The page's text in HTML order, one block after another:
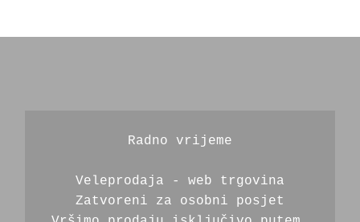
Radno vrijeme
Veleprodaja - web trgovina
Zatvoreni za osobni posjet